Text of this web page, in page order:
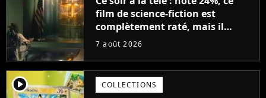
film de science-fiction est
complètement raté, mais il
aurait pu être encore pire à
7 août 2026
player2 COLLECTIONS